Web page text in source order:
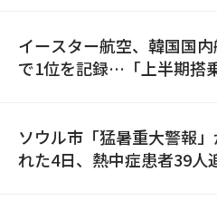
イースター航空、韓国国
で1位を記録…「上半期搭
ソウル市「猛暑重大警報
れた4日、熱中症患者39人